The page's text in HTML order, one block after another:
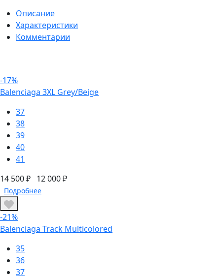
Описание
Характеристики
Комментарии
-17%
Balenciaga 3XL Grey/Beige
37
38
39
40
41
14 500 ₽ 12 000 ₽
Подробнее
-21%
Balenciaga Track Multicolored
35
36
37